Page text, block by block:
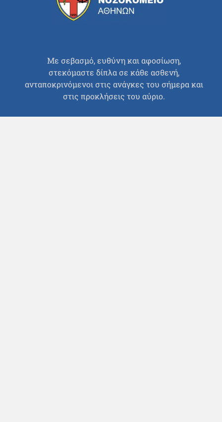
Με σεβασμό, ευθύνη και αφοσίωση,
στεκόμαστε δίπλα σε κάθε ασθενή,
ανταποκρινόμενοι στις ανάγκες του σήμερα και
στις προκλήσεις του αύριο.